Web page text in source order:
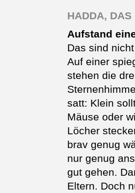
HADDA, DAS
Aufstand
Das sind
Auf einer
stehen die
satt: Klein
Mäuse oder
Löcher
brav genug
nur genug
gut gehen.
Eltern. Doch